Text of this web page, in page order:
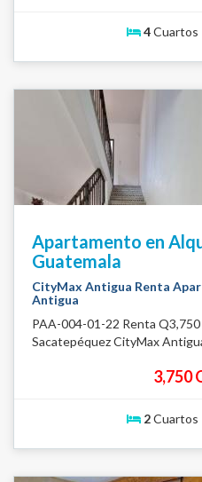
4Cuartos
Apartamento en
Guatemala
CityMax Antigua Renta
Antigua
PAA-004-01-22 Renta
Sacatepéquez CityMax
3,750
2Cuartos